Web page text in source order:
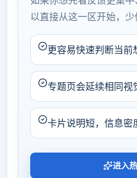
以直接从这一区开始，少
更容易快速判断当前
专题页会延续相同视
卡片说明短，信息密
进入